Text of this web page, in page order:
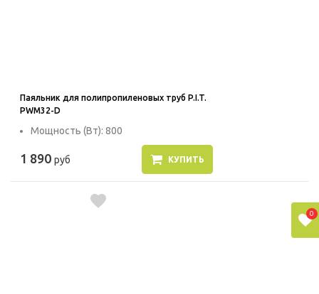
Паяльник для полипропиленовых труб P.I.T.
PWM32-D
Мощность (Вт): 800
1 890 руб КУПИТЬ
0